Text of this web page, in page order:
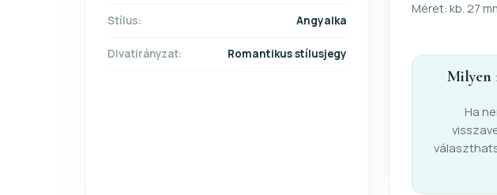
Stílus: Angyalka
Divatirányzat: Romantikus stílusjegy
Méret: kb. 27
Milyen
Ha